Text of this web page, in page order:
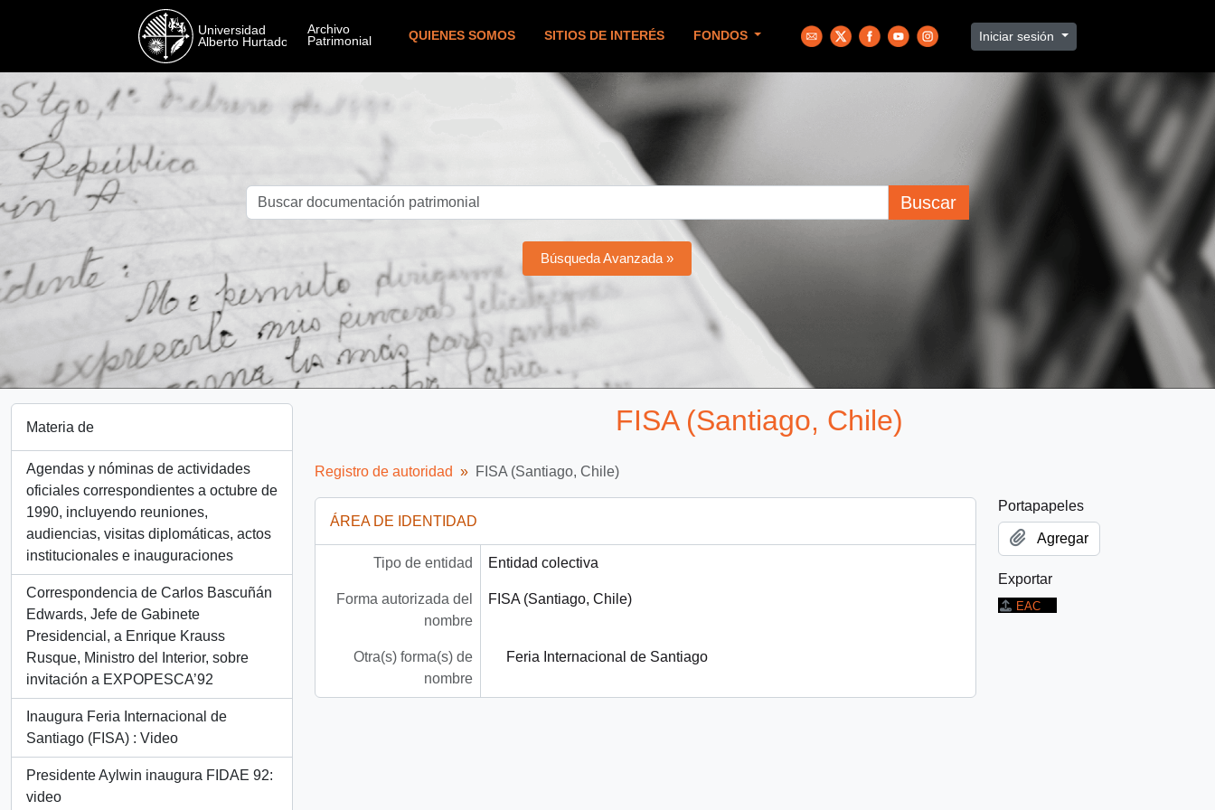
QUIENES SOMOS SITIOS DE INTERÉS FONDOS Iniciar sesión
Buscar
Búsqueda Avanzada »
Materia de
Agendas y nóminas de actividades
oficiales correspondientes a octubre de
1990, incluyendo reuniones,
audiencias, visitas diplomáticas, actos
institucionales e inauguraciones
Correspondencia de Carlos Bascuñán
Edwards, Jefe de Gabinete
Presidencial, a Enrique Krauss
Rusque, Ministro del Interior, sobre
invitación a EXPOPESCA’92
Inaugura Feria Internacional de
Santiago (FISA) : Video
Presidente Aylwin inaugura FIDAE 92:
video
FISA (Santiago, Chile)
Registro de autoridad FISA (Santiago, Chile)
ÁREA DE IDENTIDAD
Tipo de entidad Entidad colectiva
Forma autorizada del
nombre
FISA (Santiago, Chile)
Otra(s) forma(s) de
nombre
Feria Internacional de Santiago
Portapapeles
Agregar
Exportar
EAC